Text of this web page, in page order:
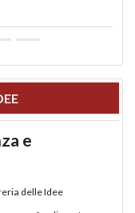
e
delle Idee